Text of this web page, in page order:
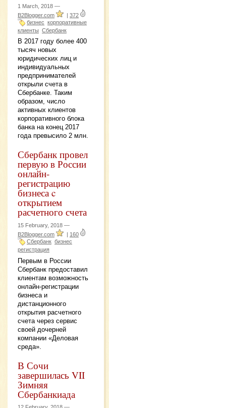
1 March, 2018 —
B2Blogger.com
| 372
бизнес корпоративные
клиенты Сбербанк
В 2017 году более 400
тысяч новых
юридических лиц и
индивидуальных
предпринимателей
открыли счета в
Сбербанке. Таким
образом, число
активных клиентов
корпоративного блока
банка на конец 2017
года превысило 2 млн.
Сбербанк провел
первую в России
онлайн-
регистрацию
бизнеса c
открытием
расчетного счета
15 February, 2018 —
B2Blogger.com
| 160
Сбербанк бизнес
регистрация
Первым в России
Сбербанк предоставил
клиентам возможность
онлайн-регистрации
бизнеса и
дистанционного
открытия расчетного
счета через сервис
своей дочерней
компании «Деловая
среда».
В Сочи
завершилась VII
Зимняя
Сбербанкиада